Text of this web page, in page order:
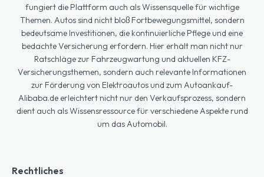
fungiert die Plattform auch als Wissensquelle für wichtige
Themen. Autos sind nicht bloß Fortbewegungsmittel, sondern
bedeutsame Investitionen, die kontinuierliche Pflege und eine
bedachte Versicherung erfordern. Hier erhält man nicht nur
Ratschläge zur Fahrzeugwartung und aktuellen KFZ-
Versicherungsthemen, sondern auch relevante Informationen
zur Förderung von Elektroautos und zum Autoankauf-
Alibaba.de erleichtert nicht nur den Verkaufsprozess, sondern
dient auch als Wissensressource für verschiedene Aspekte rund
um das Automobil.
Rechtliches